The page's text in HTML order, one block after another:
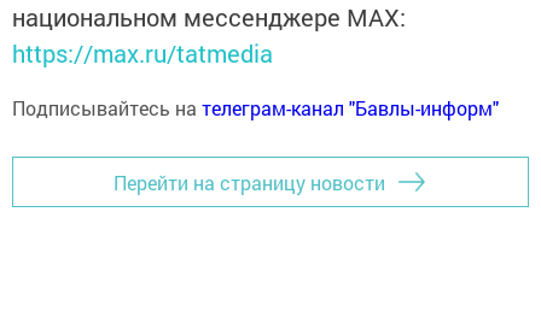
национальном мессенджере MАХ:
https://max.ru/tatmedia
Подписывайтесь на телеграм-канал "Бавлы-информ"
Перейти на страницу новости